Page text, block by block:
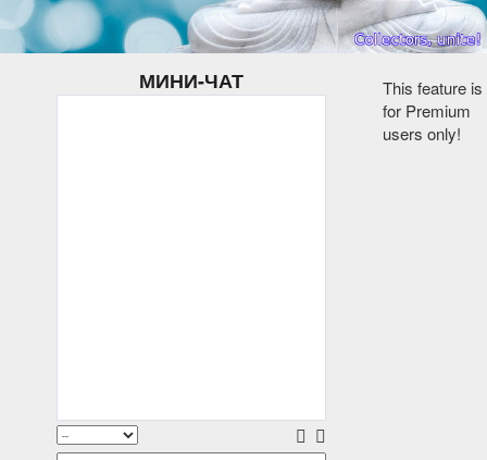
МИНИ-ЧАТ
This feature is
for Premium
users only!